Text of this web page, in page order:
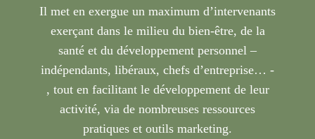
Il met en exergue un maximum d’intervenants
exerçant dans le milieu du bien-être, de la
santé et du développement personnel –
indépendants, libéraux, chefs d’entreprise… -
, tout en facilitant le développement de leur
activité, via de nombreuses ressources
pratiques et outils marketing.